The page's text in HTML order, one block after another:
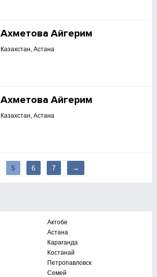
Ахметова Айгерим
Казахстан, Астана
Ахметова Айгерим
Казахстан, Астана
5 6 7 →
Актобе
Астана
Караганда
Костанай
Петропавловск
Семей